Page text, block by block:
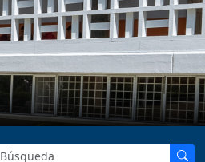
Buscar en el sitio: